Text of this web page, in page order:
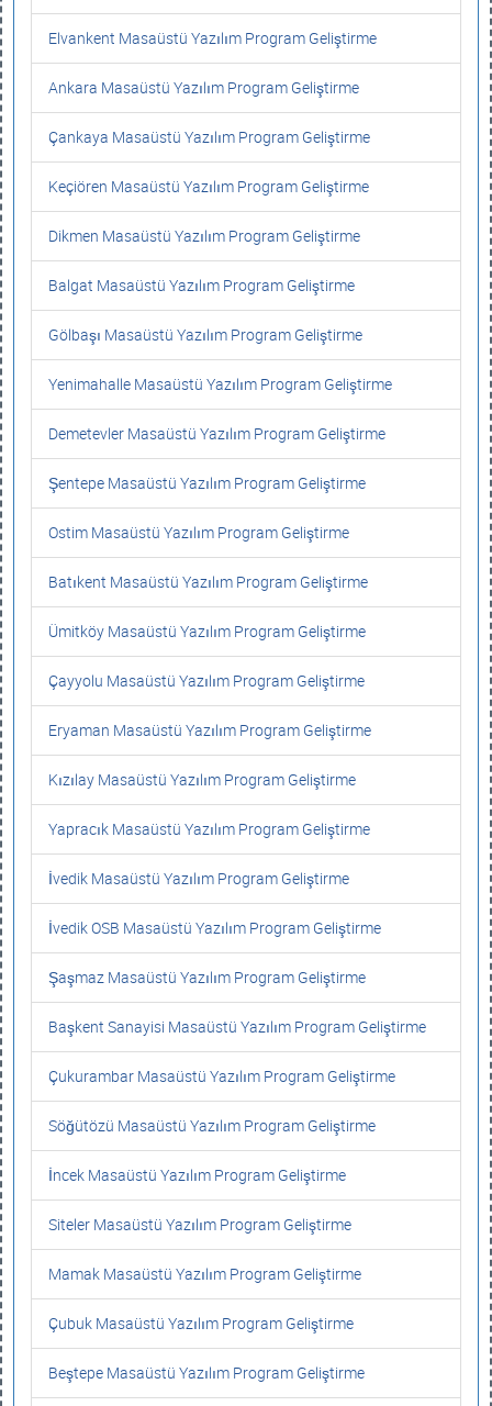
Elvankent Masaüstü Yazılım Program Geliştirme
Ankara Masaüstü Yazılım Program Geliştirme
Çankaya Masaüstü Yazılım Program Geliştirme
Keçiören Masaüstü Yazılım Program Geliştirme
Dikmen Masaüstü Yazılım Program Geliştirme
Balgat Masaüstü Yazılım Program Geliştirme
Gölbaşı Masaüstü Yazılım Program Geliştirme
Yenimahalle Masaüstü Yazılım Program Geliştirme
Demetevler Masaüstü Yazılım Program Geliştirme
Şentepe Masaüstü Yazılım Program Geliştirme
Ostim Masaüstü Yazılım Program Geliştirme
Batıkent Masaüstü Yazılım Program Geliştirme
Ümitköy Masaüstü Yazılım Program Geliştirme
Çayyolu Masaüstü Yazılım Program Geliştirme
Eryaman Masaüstü Yazılım Program Geliştirme
Kızılay Masaüstü Yazılım Program Geliştirme
Yapracık Masaüstü Yazılım Program Geliştirme
İvedik Masaüstü Yazılım Program Geliştirme
İvedik OSB Masaüstü Yazılım Program Geliştirme
Şaşmaz Masaüstü Yazılım Program Geliştirme
Başkent Sanayisi Masaüstü Yazılım Program Geliştirme
Çukurambar Masaüstü Yazılım Program Geliştirme
Söğütözü Masaüstü Yazılım Program Geliştirme
İncek Masaüstü Yazılım Program Geliştirme
Siteler Masaüstü Yazılım Program Geliştirme
Mamak Masaüstü Yazılım Program Geliştirme
Çubuk Masaüstü Yazılım Program Geliştirme
Beştepe Masaüstü Yazılım Program Geliştirme